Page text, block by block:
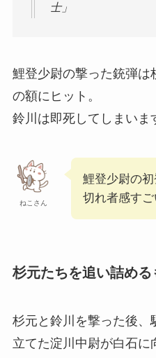
士」
鯉登少尉の撃った銃弾は
の額にヒット。
鈴川は即死してしまいま
ねこさん
鯉登少尉の
切れ者感すご
杉元たちを追い詰める
杉元と鈴川を撃った後、
立てた淀川中尉が白石に